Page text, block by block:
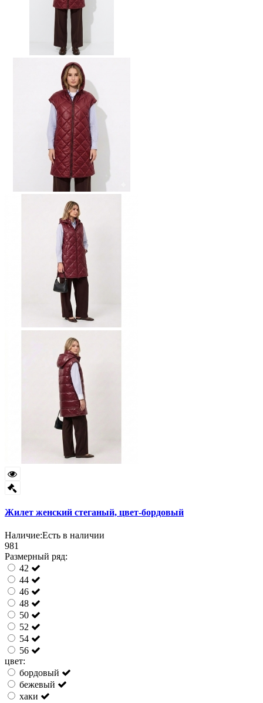
Жилет женский стеганый, цвет-бордовый
Наличие:Есть в наличии
981
Размерный ряд:
42
44
46
48
50
52
54
56
цвет:
бордовый
бежевый
хаки